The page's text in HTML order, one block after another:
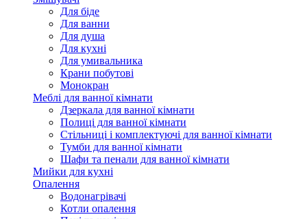
Для біде
Для ванни
Для душа
Для кухні
Для умивальника
Крани побутові
Монокран
Меблі для ванної кімнати
Дзеркала для ванної кімнати
Полиці для ванної кімнати
Стільниці і комплектуючі для ванної кімнати
Тумби для ванної кімнати
Шафи та пенали для ванної кімнати
Мийки для кухні
Опалення
Водонагрівачі
Котли опалення